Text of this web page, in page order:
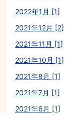
2022年1月 [1]
2021年12月 [2]
2021年11月 [1]
2021年10月 [1]
2021年8月 [1]
2021年7月 [1]
2021年6月 [1]